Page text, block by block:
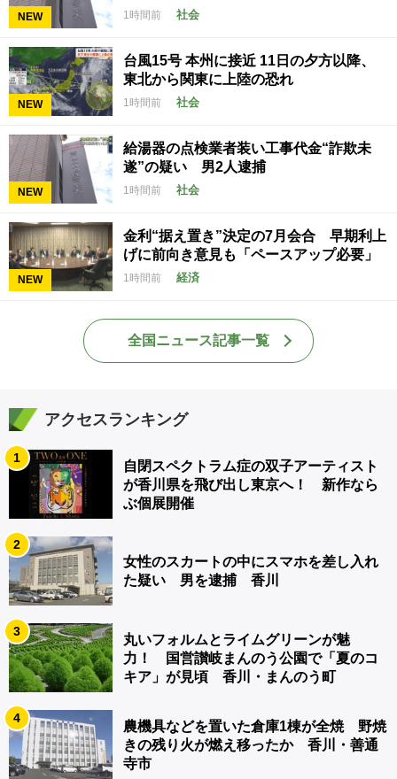
NEW 1時間前 社会
NEW
台風15号 本州に接近 11日の夕方以降、
東北から関東に上陸の恐れ
1時間前 社会
NEW
給湯器の点検業者装い工事代金“詐欺未
遂”の疑い 男2人逮捕
1時間前 社会
NEW
金利“据え置き”決定の7月会合 早期利上
げに前向き意見も「ペースアップ必要」
1時間前 経済
全国ニュース記事一覧
アクセスランキング
1
自閉スペクトラム症の双子アーティスト
が香川県を飛び出し東京へ！ 新作なら
ぶ個展開催
2
女性のスカートの中にスマホを差し入れ
た疑い 男を逮捕 香川
3
丸いフォルムとライムグリーンが魅
力！ 国営讃岐まんのう公園で「夏のコ
キア」が見頃 香川・まんのう町
4
農機具などを置いた倉庫1棟が全焼 野焼
きの残り火が燃え移ったか 香川・善通
寺市